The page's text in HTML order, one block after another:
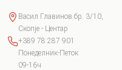
Васил Главинов бр. 3/10,
Скопје - Центар
+389 78 287 901
Понеделник-Петок
09-16ч